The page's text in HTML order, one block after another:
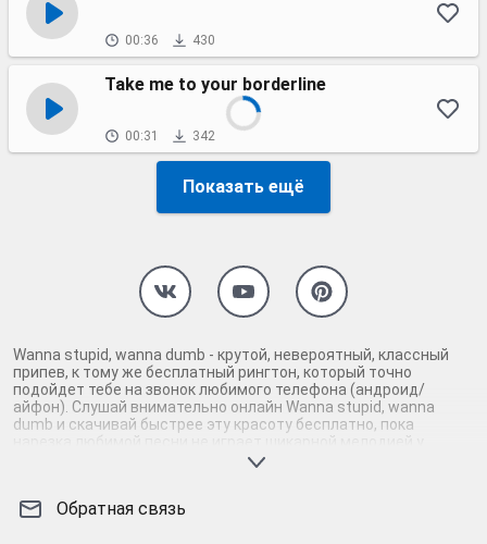
00:36 430
Take me to your borderline
00:31 342
Показать ещё
Wanna stupid, wanna dumb - крутой, невероятный, классный
припев, к тому же бесплатный рингтон, который точно
подойдет тебе на звонок любимого телефона (андроид/
айфон). Слушай внимательно онлайн Wanna stupid, wanna
dumb и скачивай быстрее эту красоту бесплатно, пока
нарезка любимой песни не играет шикарной мелодией у
каждого второго на звонке. Будь первым, кто скачает
Кроме того, ты можешь найти и скачать другую нарезку mp3
Обратная связь